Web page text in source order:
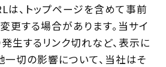
は、トップページを含めて事前
更する場合があります。当サイ
生するリンク切れなど、表示に
切の影響について、当社はそ